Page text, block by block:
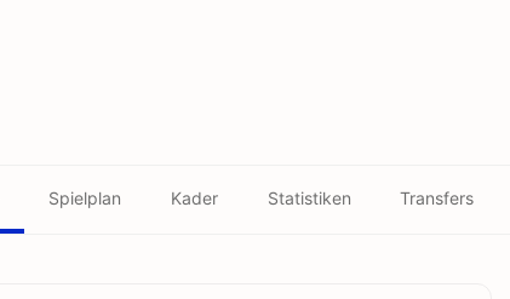
Spielplan Kader Statistiken Transfers